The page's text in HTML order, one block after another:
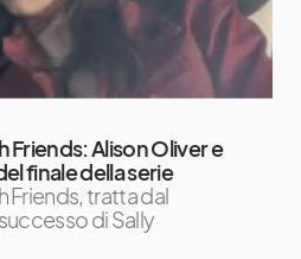
Alison Oliver e
finale della serie
Friends, tratta dal
di Sally